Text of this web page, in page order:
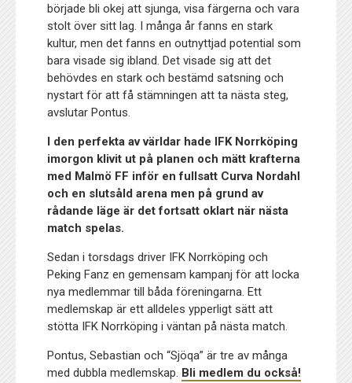
började bli okej att sjunga, visa färgerna och vara
stolt över sitt lag. I många år fanns en stark
kultur, men det fanns en outnyttjad potential som
bara visade sig ibland. Det visade sig att det
behövdes en stark och bestämd satsning och
nystart för att få stämningen att ta nästa steg,
avslutar Pontus.
I den perfekta av världar hade IFK Norrköping
imorgon klivit ut på planen och mätt krafterna
med Malmö FF inför en fullsatt Curva Nordahl
och en slutsåld arena men på grund av
rådande läge är det fortsatt oklart när nästa
match spelas.
Sedan i torsdags driver IFK Norrköping och
Peking Fanz en gemensam kampanj för att locka
nya medlemmar till båda föreningarna. Ett
medlemskap är ett alldeles ypperligt sätt att
stötta IFK Norrköping i väntan på nästa match.
Pontus, Sebastian och “Sjöqa” är tre av många
med dubbla medlemskap. Bli medlem du också!